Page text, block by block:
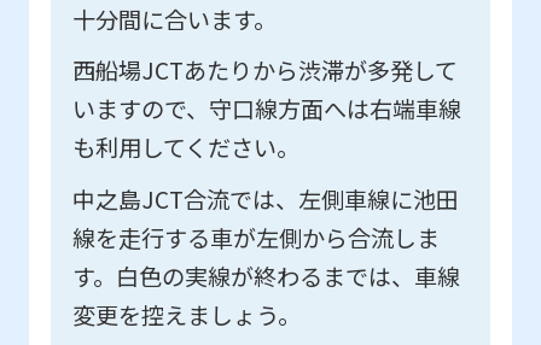
十分間に合います。
西船場JCTあたりから渋滞が多発して
いますので、守口線方面へは右端車線
も利用してください。
中之島JCT合流では、左側車線に池田
線を走行する車が左側から合流しま
す。白色の実線が終わるまでは、車線
変更を控えましょう。